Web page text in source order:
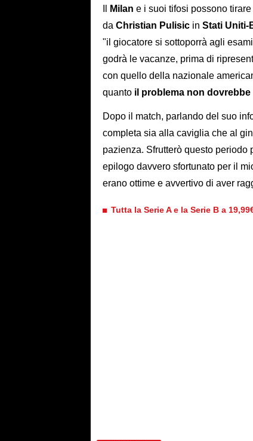
Milan e i suoi tifosi possono
da Christian Pulisic in Stati Uniti-
"il giocatore si sottoporrà agli
godrà le vacanze, prima di
con quello della nazionale
quanto il problema non dovrebbe
Dopo il match, parlando del suo
completa sia alla caviglia che al
pazienza. Sfrutterò questo periodo
epilogo davvero sfortunato per il
erano ottime e avvertivo di aver
Tutta la Serie A e la Serie B a